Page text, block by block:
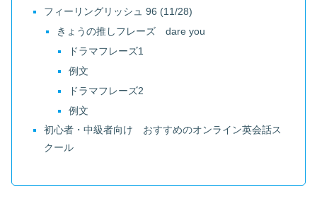
フィーリングリッシュ 96 (11/28)
きょうの推しフレーズ dare you
ドラマフレーズ1
例文
ドラマフレーズ2
例文
初心者・中級者向け おすすめのオンライン英会話ス
クール